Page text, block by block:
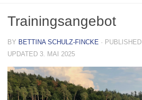
Trainingsangebot
BY BETTINA SCHULZ-FINCKE · PUBLISHED
UPDATED 3. MAI 2025